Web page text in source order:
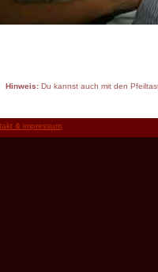
Hinweis:Du kannst auch mit den
& impressum